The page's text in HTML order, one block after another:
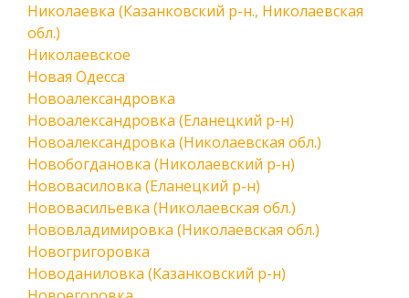
Николаевка (Казанковский р-н., Николаевская
обл.)
Николаевское
Новая Одесса
Новоалександровка
Новоалександровка (Еланецкий р-н)
Новоалександровка (Николаевская обл.)
Новобогдановка (Николаевский р-н)
Нововасиловка (Еланецкий р-н)
Нововасильевка (Николаевская обл.)
Нововладимировка (Николаевская обл.)
Новогригоровка
Новоданиловка (Казанковский р-н)